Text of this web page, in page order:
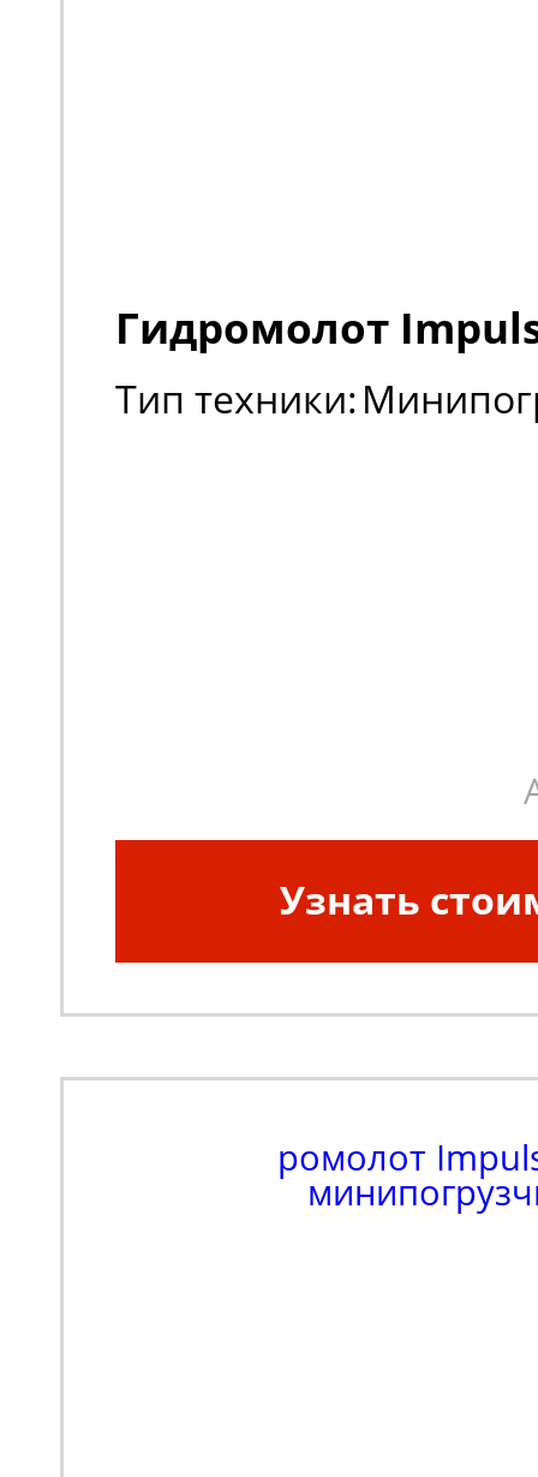
Гидромолот
Тип техники:
Узнать